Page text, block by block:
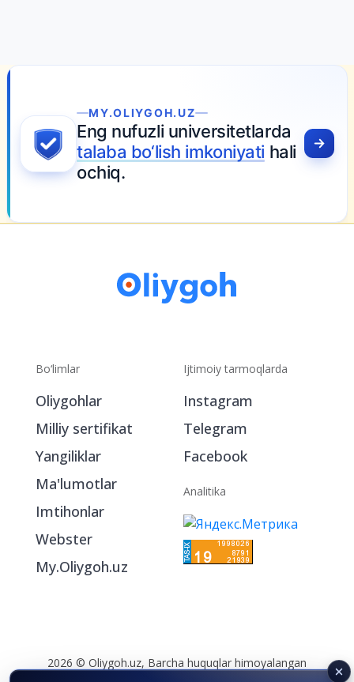
MY.OLIYGOH.UZ
Eng nufuzli universitetlarda
talaba bo‘lish imkoniyati hali
ochiq.
Bo‘limlar
Oliygohlar
Milliy sertifikat
Yangiliklar
Ma'lumotlar
Imtihonlar
Webster
My.Oliygoh.uz
Ijtimoiy tarmoqlarda
Instagram
Telegram
Facebook
Analitika
2026 © Oliygoh.uz, Barcha huquqlar himoyalangan